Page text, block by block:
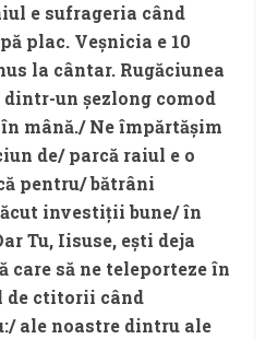
e sufrageria când
plac. Veșnicia e 10
la cântar. Rugăciunea
un șezlong comod
mână./ Ne împărtășim
de/ parcă raiul e o
pentru/ bătrâni
investiții bune/ în
Tu, Iisuse, ești deja
care să ne teleporteze în
de ctitorii când
ale noastre dintru ale